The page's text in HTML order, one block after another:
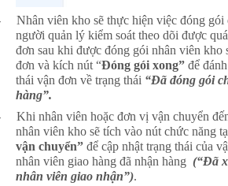
Nhân viên kho sẽ thực hiện việc đóng
người quản lý kiểm soát theo dõi được
đơn sau khi được đóng gói nhân viên kho
đơn và kích nút “Đóng gói xong” để
thái vận đơn về trạng thái “Đã đóng gói
hàng”.
Khi nhân viên hoặc đơn vị vận chuyển
nhân viên kho sẽ tích vào nút chức năng
vận chuyển” để cập nhật trạng thái của
nhân viên giao hàng đã nhận hàng (“Đã
nhân viên giao nhận”).